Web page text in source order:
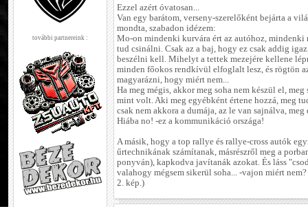
további partnereink :
Ezzel azért óvatosan...
Van egy barátom, verseny-szerelőként bejárta a
mondta, szabadon idézem:
Mo-on mindenki kurvára ért az autóhoz, mindenki
tud csinálni. Csak az a baj, hogy ez csak addig
beszélni kell. Mihelyt a tettek mezejére kellene
minden főokos rendkívül elfoglalt lesz, és rögtön
magyarázni, hogy miért nem...
Ha meg mégis, akkor meg soha nem készül el,
mint volt. Aki meg egyébként értene hozzá, meg
csak nem akkora a dumája, az le van sajnálva, meg
Hiába no! -ez a kommunikáció országa!
A másik, hogy a top rallye és rallye-cross autók
űrtechnikának számítanak, másrészről meg a
ponyván), kapkodva javítanák azokat. És láss
valahogy mégsem sikerül soha... -vajon miért
2. kép.)